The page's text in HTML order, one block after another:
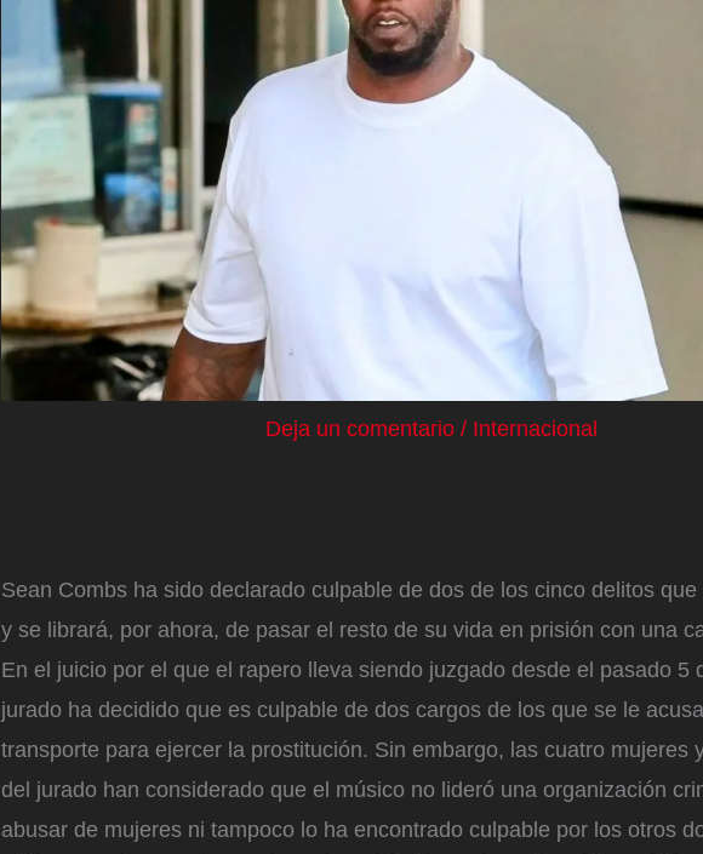
Deja un comentario / Internacional
Sean Combs ha sido declarado culpable de dos de los cinco delitos
y se librará, por ahora, de pasar el resto de su vida en prisión con una
En el juicio por el que el rapero lleva siendo juzgado desde el pasado 5
jurado ha decidido que es culpable de dos cargos de los que se le
transporte para ejercer la prostitución. Sin embargo, las cuatro mujeres
del jurado han considerado que el músico no lideró una organización
abusar de mujeres ni tampoco lo ha encontrado culpable por los otros